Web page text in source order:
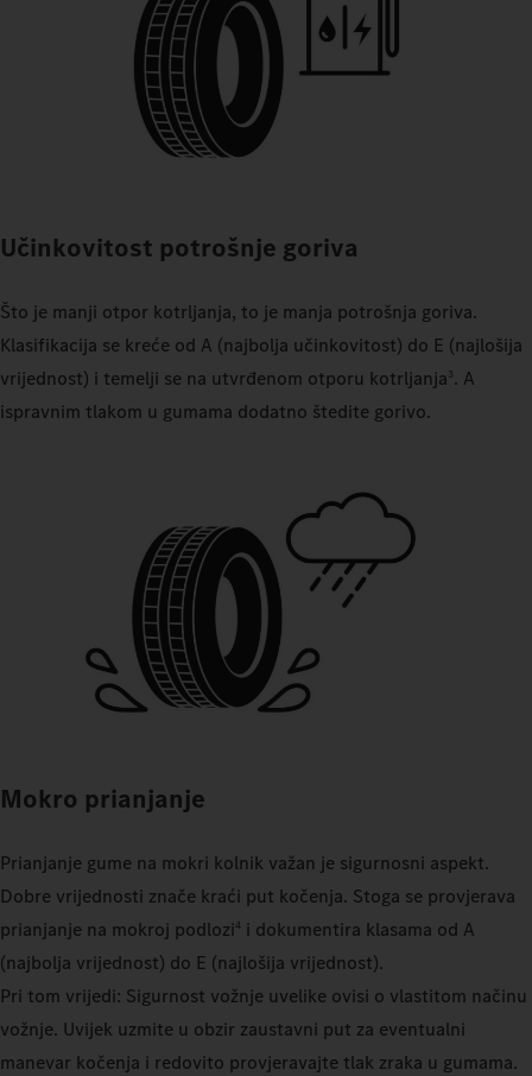
Učinkovitost potrošnje goriva
Što je manji otpor kotrljanja, to je manja potrošnja goriva.
Klasifikacija se kreće od A (najbolja učinkovitost) do E (najlošija
vrijednost) i temelji se na utvrđenom otporu kotrljanja3. A
ispravnim tlakom u gumama dodatno štedite gorivo.
Mokro prianjanje
Prianjanje gume na mokri kolnik važan je sigurnosni aspekt.
Dobre vrijednosti znače kraći put kočenja. Stoga se provjerava
prianjanje na mokroj podlozi4 i dokumentira klasama od A
(najbolja vrijednost) do E (najlošija vrijednost).
Pri tom vrijedi: Sigurnost vožnje uvelike ovisi o vlastitom načinu
vožnje. Uvijek uzmite u obzir zaustavni put za eventualni
manevar kočenja i redovito provjeravajte tlak zraka u gumama.